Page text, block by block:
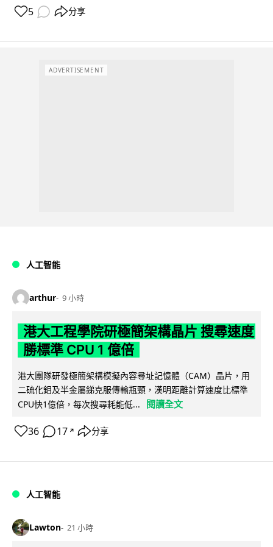
5 分享
ADVERTISEMENT
人工智能
arthur 9 小時
港大工程學院研極簡架構晶片 搜尋速度
勝標準 CPU 1 億倍
港大團隊研發極簡架構模擬內容尋址記憶體（CAM）晶片，用
二硫化鉬及半金屬銻克服傳輸瓶頸，漢明距離計算速度比標準
CPU快1億倍，每次搜尋耗能低...
閱讀全文
36 17 ↗ 分享
人工智能
Lawton 21 小時